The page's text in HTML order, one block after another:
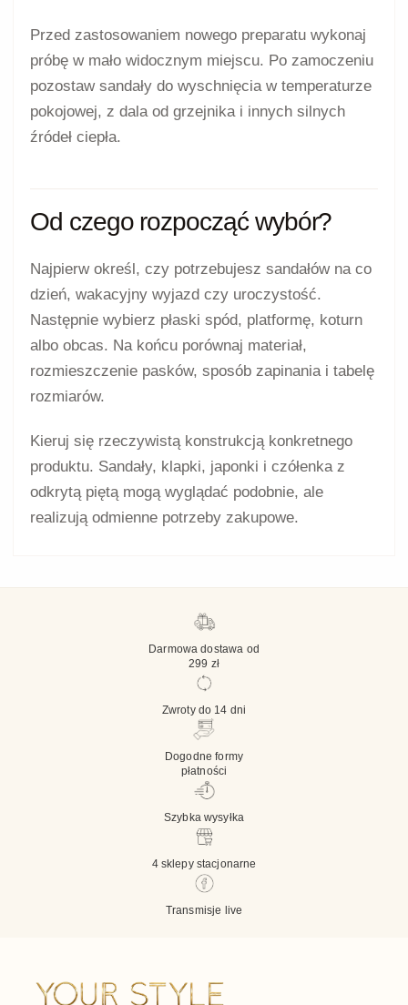
Przed zastosowaniem nowego preparatu wykonaj
próbę w mało widocznym miejscu. Po zamoczeniu
pozostaw sandały do wyschnięcia w temperaturze
pokojowej, z dala od grzejnika i innych silnych
źródeł ciepła.
Od czego rozpocząć wybór?
Najpierw określ, czy potrzebujesz sandałów na co
dzień, wakacyjny wyjazd czy uroczystość.
Następnie wybierz płaski spód, platformę, koturn
albo obcas. Na końcu porównaj materiał,
rozmieszczenie pasków, sposób zapinania i tabelę
rozmiarów.
Kieruj się rzeczywistą konstrukcją konkretnego
produktu. Sandały, klapki, japonki i czółenka z
odkrytą piętą mogą wyglądać podobnie, ale
realizują odmienne potrzeby zakupowe.
Darmowa dostawa od
299 zł
Zwroty do 14 dni
Dogodne formy
płatności
Szybka wysyłka
4 sklepy stacjonarne
Transmisje live